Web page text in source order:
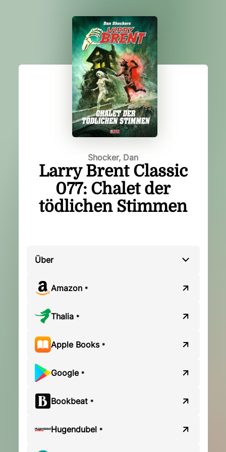
Shocker, Dan
Larry Brent Classic
077: Chalet der
tödlichen Stimmen
Über
Amazon *
Thalia *
Apple Books *
Google *
Bookbeat *
Hugendubel *